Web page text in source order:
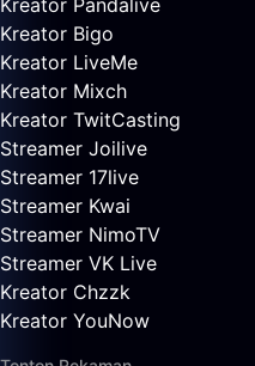
Kreator Pandalive
Kreator Bigo
Kreator LiveMe
Kreator Mixch
Kreator TwitCasting
Streamer Joilive
Streamer 17live
Streamer Kwai
Streamer NimoTV
Streamer VK Live
Kreator Chzzk
Kreator YouNow